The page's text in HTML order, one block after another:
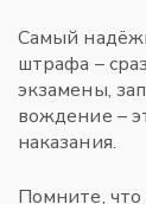
Самый
штрафа –
экзамены,
вождение –
наказания.
Помните,